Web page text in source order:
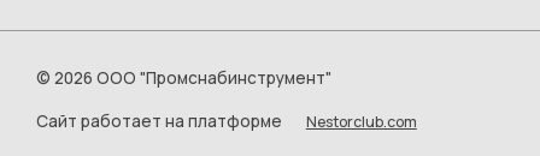
© 2026 ООО "Промснабинструмент"
Сайт работает на платформе
Nestorclub.com